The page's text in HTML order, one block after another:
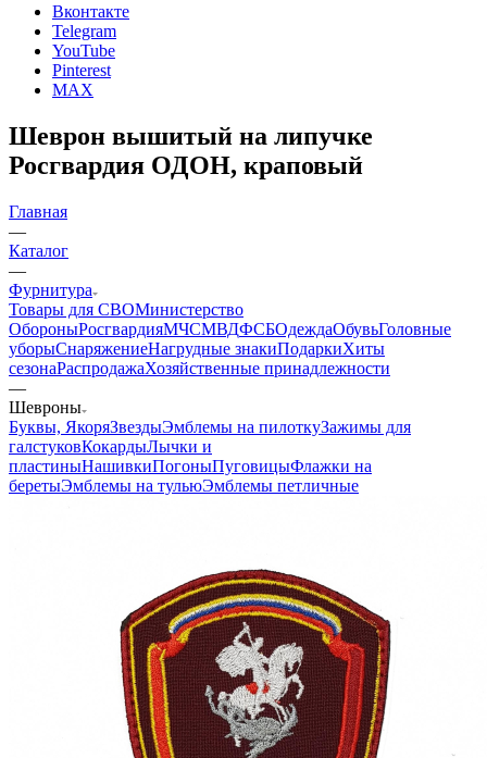
Вконтакте
Telegram
YouTube
Pinterest
MAX
Шеврон вышитый на липучке
Росгвардия ОДОН, краповый
Главная
—
Каталог
—
Фурнитура
Товары для СВОМинистерство
ОбороныРосгвардияМЧСМВДФСБОдеждаОбувьГоловные
уборыСнаряжениеНагрудные знакиПодаркиХиты
сезонаРаспродажаХозяйственные принадлежности
—
Шевроны
Буквы, ЯкоряЗвездыЭмблемы на пилоткуЗажимы для
галстуковКокардыЛычки и
пластиныНашивкиПогоныПуговицыФлажки на
беретыЭмблемы на тульюЭмблемы петличные